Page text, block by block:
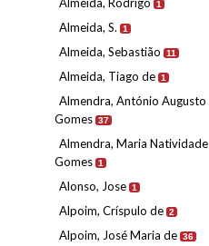
1
Almeida, S. 1
Almeida, Sebastião 11
Almeida, Tiago de 1
Almendra, António Augusto
Gomes 37
Almendra, Maria Natividade
Gomes 1
Alonso, Jose 1
Alpoim, Críspulo de 2
Alpoim, José Maria de 36